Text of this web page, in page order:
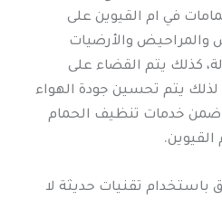
في ام القيوين على
والمراحيض والأرضيات
كذلك يتم القضاء على
لذلك يتم تحسين جودة الهواء
خدمات تنظيف الحمام
باستخدام تقنيات حديثة لا